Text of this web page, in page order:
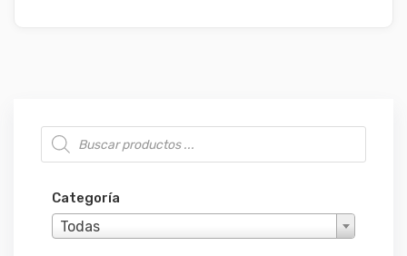
Búsqueda de productos
Categoría
Todas